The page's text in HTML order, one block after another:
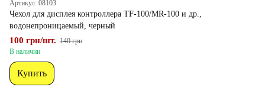
Артикул: 08103
Чехол для дисплея контроллера TF-100/MR-100 и др.,
водонепроницаемый, черный
100 грн/шт. 140 грн
В наличии
Купить